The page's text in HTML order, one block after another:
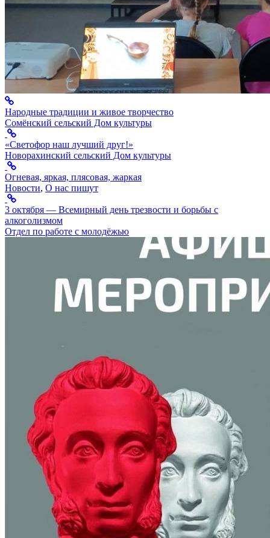
Народные традиции и живое творчество
Сомёнский сельский Дом культуры
«Светофор наш лучший друг!»
Новорахинский сельский Дом культуры
Огневая, яркая, плясовая, жаркая
Новости, О нас пишут
3 октября — Всемирный день трезвости и борьбы с
алкоголизмом
Отдел по работе с молодёжью